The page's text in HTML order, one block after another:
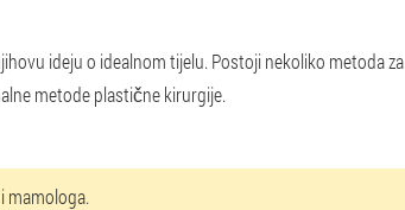
ideju o idealnom tijelu. Postoji nekoliko metoda za
metode plastične kirurgije.
mamologa.